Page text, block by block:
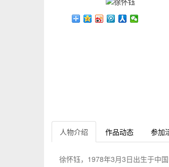
人物介绍 作品动态 参加
徐怀钰，1978年3月3日出生于中